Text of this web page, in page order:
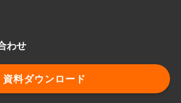
わせ
資料ダウンロード